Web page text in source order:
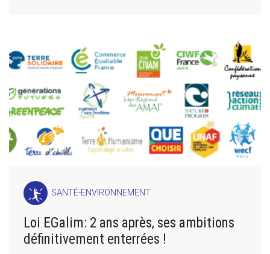
SANTÉ-ENVIRONNEMENT
Loi EGalim: 2 ans après, ses ambitions
définitivement enterrées !